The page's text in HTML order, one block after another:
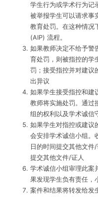
学生行为或学术行为记
被举报学生可以请求事
教育处罚。在这种情况
(AIP) 流程。
如果教师决定不给予警
育处罚，则被指控的学
罚；接受指控并对建议
出异议
如果学生接受指控和建
教师将实施处罚。通过
组的权利以及学术诚信
如果学生对指控或建议
会安排学术诚信小组。
日的时间提交其他文
提交其他文件/证人
学术诚信小组审理此案
果发现学生负有责任，
案件和结果将转发给发